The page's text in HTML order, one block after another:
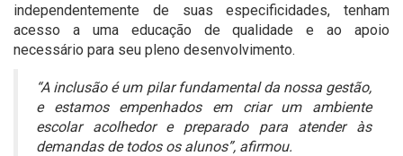
independentemente de suas especificidades, tenham
acesso a uma educação de qualidade e ao apoio
necessário para seu pleno desenvolvimento.
“A inclusão é um pilar fundamental da nossa gestão,
e estamos empenhados em criar um ambiente
escolar acolhedor e preparado para atender às
demandas de todos os alunos”, afirmou.